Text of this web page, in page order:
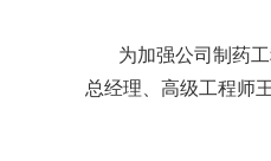
为加强公司制药
总经理、高级工程师